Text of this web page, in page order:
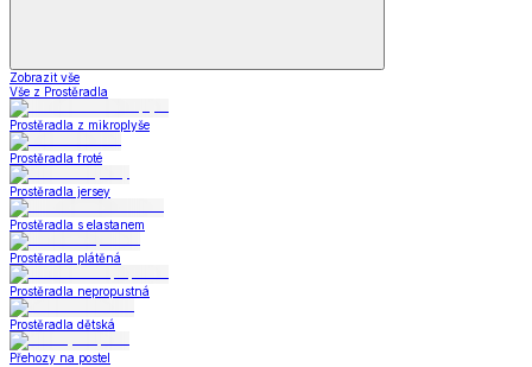
Zobrazit vše
Vše z Prostěradla
Prostěradla z mikroplyše
Prostěradla froté
Prostěradla jersey
Prostěradla s elastanem
Prostěradla plátěná
Prostěradla nepropustná
Prostěradla dětská
Přehozy na postel